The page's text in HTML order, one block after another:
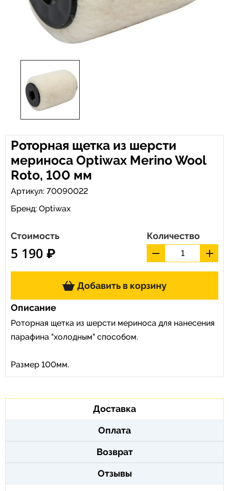
Роторная щетка из шерсти
мериноса Optiwax Merino Wool
Roto, 100 мм
Артикул: 70090022
Бренд: Optiwax
Стоимость
5 190 ₽
Количество
Добавить в корзину
Описание
Роторная щетка из шерсти мериноса для нанесения
парафина "холодным" способом.
Размер 100мм.
Доставка
Оплата
Возврат
Отзывы